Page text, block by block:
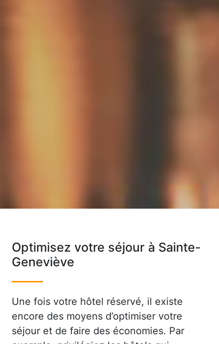
Optimisez votre séjour à Sainte-
Geneviève
Une fois votre hôtel réservé, il existe
encore des moyens d’optimiser votre
séjour et de faire des économies. Par